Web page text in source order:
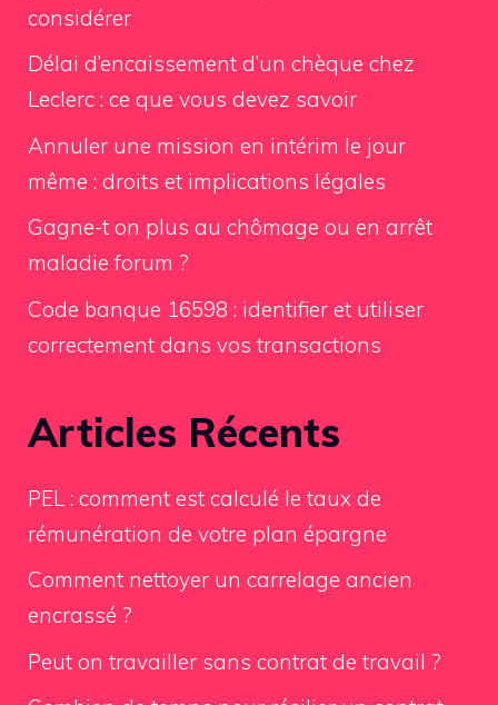
considérer
Délai d’encaissement d’un chèque chez
Leclerc : ce que vous devez savoir
Annuler une mission en intérim le jour
même : droits et implications légales
Gagne-t on plus au chômage ou en arrêt
maladie forum ?
Code banque 16598 : identifier et utiliser
correctement dans vos transactions
Articles Récents
PEL : comment est calculé le taux de
rémunération de votre plan épargne
Comment nettoyer un carrelage ancien
encrassé ?
Peut on travailler sans contrat de travail ?